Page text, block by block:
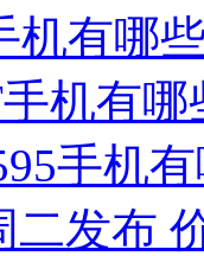
机有哪
机有
手机
二发布